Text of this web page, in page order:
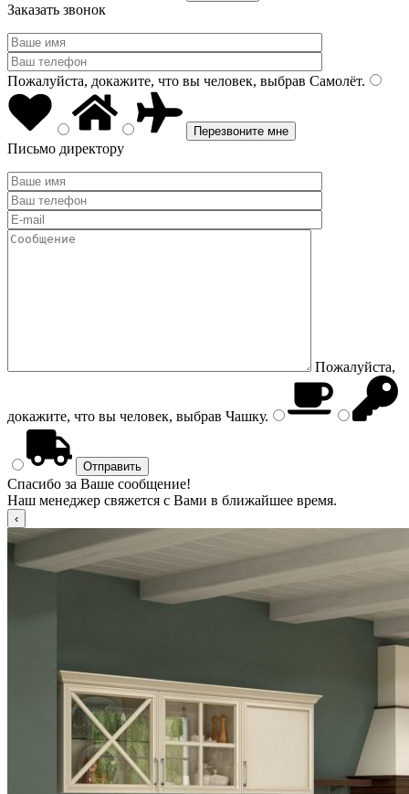
Заказать звонок
Пожалуйста, докажите, что вы человек, выбрав Самолёт.
Письмо директору
Пожалуйста,
докажите, что вы человек, выбрав Чашку.
Спасибо за Ваше сообщение!
Наш менеджер свяжется с Вами в ближайшее время.